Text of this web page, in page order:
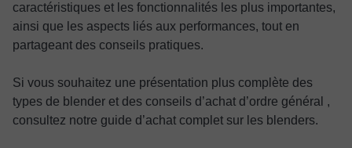
caractéristiques et les fonctionnalités les plus importantes,
ainsi que les aspects liés aux performances, tout en
partageant des conseils pratiques.
Si vous souhaitez une présentation plus complète des
types de blender et des conseils d’achat d’ordre général ,
consultez notre guide d’achat complet sur les blenders.